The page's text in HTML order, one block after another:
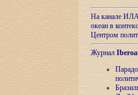
На канале
океан в
Центром
Журнал